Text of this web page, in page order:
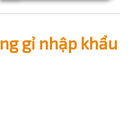
gỉ nhập khẩu